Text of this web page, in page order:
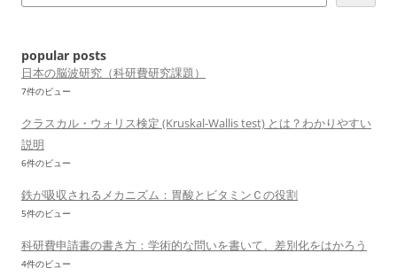
ン
popular posts
日本の脳波研究（科研費研究課題）
7件のビュー
クラスカル・ウォリス検定 (Kruskal-Wallis test) とは？わかりやすい
説明
6件のビュー
鉄が吸収されるメカニズム：胃酸とビタミンＣの役割
5件のビュー
科研費申請書の書き方：学術的な問いを書いて、差別化をはかろう
4件のビュー